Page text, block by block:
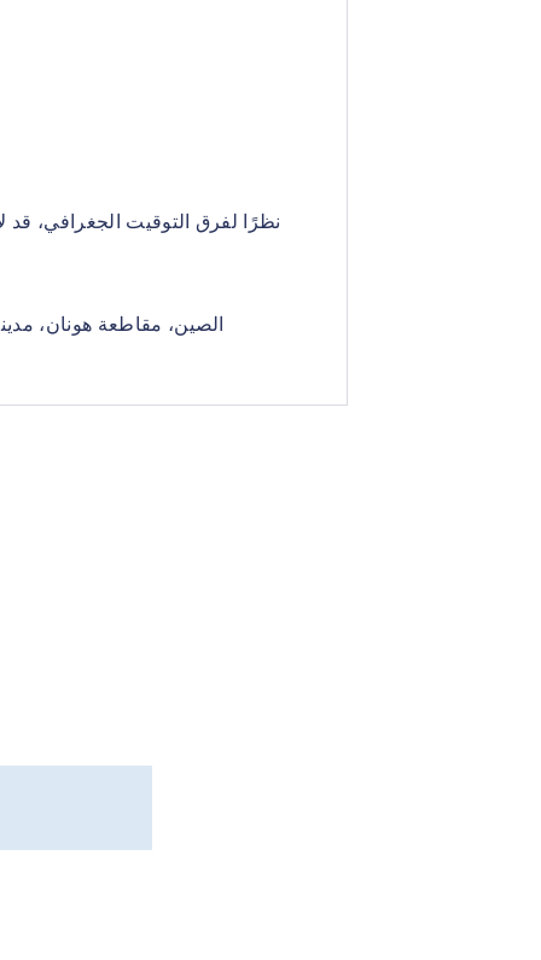
نظرًا لفرق التوقيت الجغرافي، قد
الصين، مقاطعة هونان،